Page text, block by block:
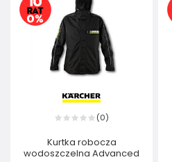
(0)
Kurtka robocza
wodoszczelna Advanced